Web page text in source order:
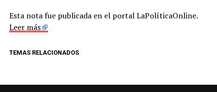
Esta nota fue publicada en el portal LaPolíticaOnline.
Leer más
TEMAS RELACIONADOS